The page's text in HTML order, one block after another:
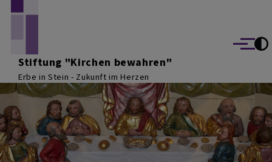
Stiftung "Kirchen bewahren"
Erbe in Stein - Zukunft im Herzen
Menü